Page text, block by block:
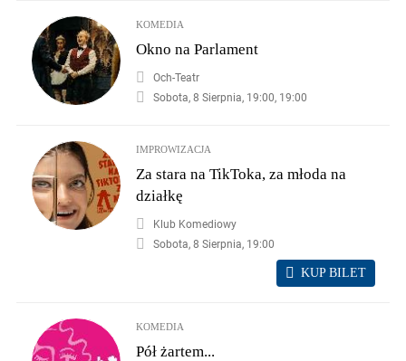
KOMEDIA
Okno na Parlament
Och-Teatr
Sobota, 8 Sierpnia, 19:00, 19:00
IMPROWIZACJA
Za stara na TikToka, za młoda na
działkę
Klub Komediowy
Sobota, 8 Sierpnia, 19:00
KUP BILET
KOMEDIA
Pół żartem...